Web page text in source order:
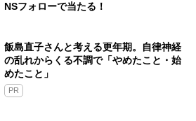
NSフォローで当たる！
飯島直子さんと考える更年期。自律神経
の乱れからくる不調で「やめたこと・始
めたこと」
PR